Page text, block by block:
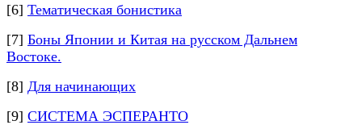
[6] Тематическая бонистика
[7] Боны Японии и Китая на русском Дальнем
Востоке.
[8] Для начинающих
[9] СИСТЕМА ЭСПЕРАНТО